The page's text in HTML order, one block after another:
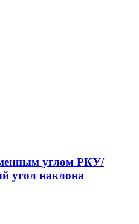
углом РКУ/
угол наклона